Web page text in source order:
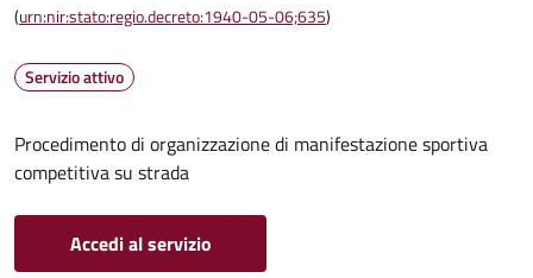
(urn:nir:stato:regio.decreto:1940-05-06;635)
Servizio attivo
Procedimento di organizzazione di manifestazione sportiva
competitiva su strada
Accedi al servizio